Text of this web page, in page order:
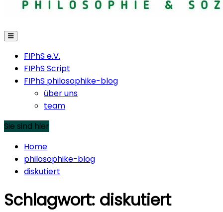
FIPhS e.V.
FIPhS Script
FIPhS philosophike-blog
über uns
team
Sie sind hier
Home
philosophike-blog
diskutiert
Schlagwort: diskutiert